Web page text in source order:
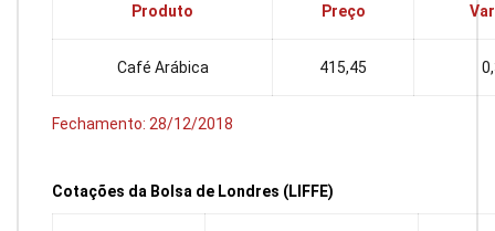
Produto Preço
Café Arábica 415,45
Fechamento: 28/12/2018
Cotações da Bolsa de Londres (LIFFE)